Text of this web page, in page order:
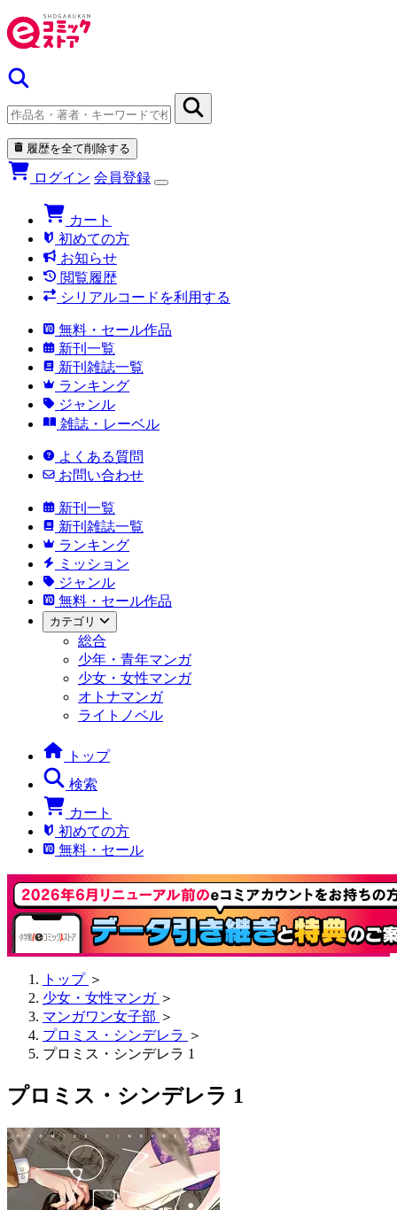
履歴を全て削除する
ログイン 会員登録
カート
初めての方
お知らせ
閲覧履歴
シリアルコードを利用する
無料・セール作品
新刊一覧
新刊雑誌一覧
ランキング
ジャンル
雑誌・レーベル
よくある質問
お問い合わせ
新刊一覧
新刊雑誌一覧
ランキング
ミッション
ジャンル
無料・セール作品
カテゴリ
総合
少年・青年マンガ
少女・女性マンガ
オトナマンガ
ライトノベル
トップ
検索
カート
初めての方
無料・セール
トップ ＞
少女・女性マンガ ＞
マンガワン女子部 ＞
プロミス・シンデレラ ＞
プロミス・シンデレラ 1
プロミス・シンデレラ 1